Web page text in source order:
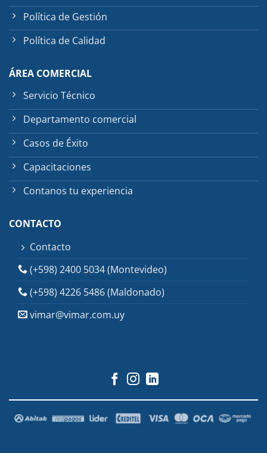
Política de Gestión
Política de Calidad
ÁREA COMERCIAL
Servicio Técnico
Departamento comercial
Casos de Éxito
Capacitaciones
Contanos tu experiencia
CONTACTO
Contacto
(+598) 2400 5034 (Montevideo)
(+598) 4226 5486 (Maldonado)
vimar@vimar.com.uy